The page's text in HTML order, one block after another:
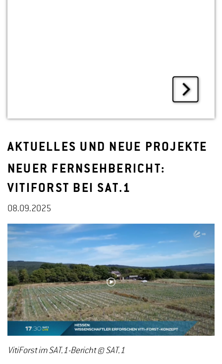
AKTUELLES UND NEUE PROJEKTE
NEUER FERNSEHBERICHT:
VITIFORST BEI SAT.1
08.09.2025
VitiForst im SAT.1-Bericht © SAT.1